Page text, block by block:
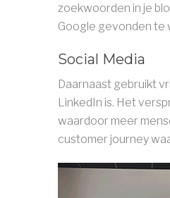
zoekwoorden in je
Google gevonden te
Social Media
Daarnaast gebruikt
LinkedIn is. Het
waardoor meer
customer journey